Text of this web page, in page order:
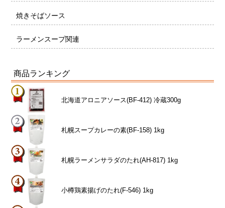
焼きそばソース
ラーメンスープ関連
商品ランキング
北海道アロニアソース(BF-412) 冷蔵300g
札幌スープカレーの素(BF-158) 1kg
札幌ラーメンサラダのたれ(AH-817) 1kg
小樽鶏素揚げのたれ(F-546) 1kg